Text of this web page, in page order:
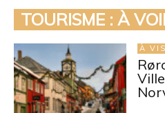
TOURISME : À
À